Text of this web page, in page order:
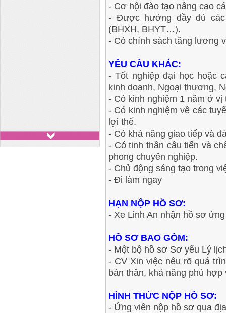
- Cơ hội đào tạo nâng cao
- Được hưởng đầy đủ
(BHXH, BHYT…).
- Có chính sách tăng lương
YÊU CẦU KHÁC:
- Tốt nghiệp đại học hoặc
kinh doanh, Ngoại thương,
- Có kinh nghiệm 1 năm ở
- Có kinh nghiệm về các
lợi thế.
- Có khả năng giao tiếp và
- Có tinh thần cầu tiến và
phong chuyên nghiệp.
- Chủ động sáng tạo trong
- Đi làm ngay
HẠN NỘP HỒ SƠ:
- Xe Linh An nhận hồ sơ
HỒ SƠ BAO GỒM:
- Một bộ hồ sơ Sơ yếu Lý
- CV Xin việc nêu rõ quá
bản thân, khả năng phù
HÌNH THỨC NỘP HỒ SƠ:
- Ứng viên nộp hồ sơ qua